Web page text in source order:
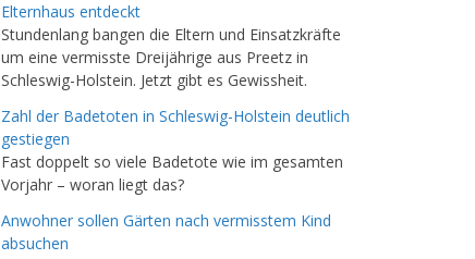
Elternhaus entdeckt
Stundenlang bangen die Eltern und Einsatzkräfte
um eine vermisste Dreijährige aus Preetz in
Schleswig-Holstein. Jetzt gibt es Gewissheit.
Zahl der Badetoten in Schleswig-Holstein deutlich
gestiegen
Fast doppelt so viele Badetote wie im gesamten
Vorjahr – woran liegt das?
Anwohner sollen Gärten nach vermisstem Kind
absuchen